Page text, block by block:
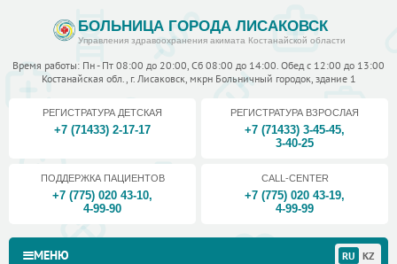
БОЛЬНИЦА ГОРОДА ЛИСАКОВСК
Управления здравоохранения акимата Костанайской области
Время работы: Пн - Пт 08:00 до 20:00, Сб 08:00 до 14:00. Обед с 12:00 до 13:00
Костанайская обл., г. Лисаковск, мкрн Больничный городок, здание 1
РЕГИСТРАТУРА ДЕТСКАЯ
+7 (71433) 2-17-17
РЕГИСТРАТУРА ВЗРОСЛАЯ
+7 (71433) 3-45-45,
3-40-25
ПОДДЕРЖКА ПАЦИЕНТОВ
+7 (775) 020 43-10,
4-99-90
CALL-CENTER
+7 (775) 020 43-19,
4-99-99
МЕНЮ RU KZ